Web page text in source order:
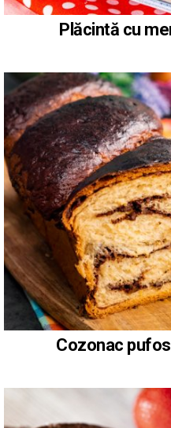
Plăcintă cu
Cozonac